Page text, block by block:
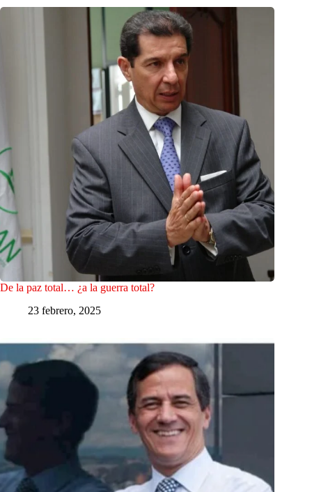
De la paz total… ¿a la guerra total?
23 febrero, 2025